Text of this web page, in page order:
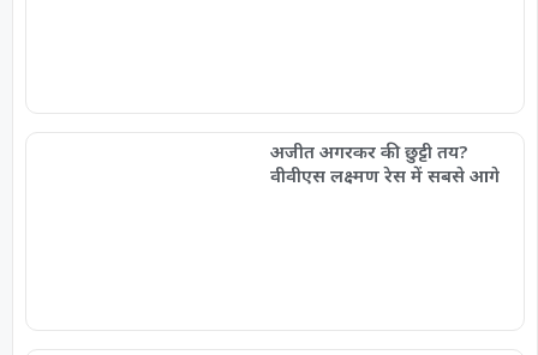
अजीत अगरकर की छुट्टी तय?
वीवीएस लक्ष्मण रेस में सबसे आगे